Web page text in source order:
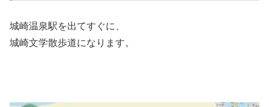
城崎温泉駅を出てすぐに、
城崎文学散歩道になります。